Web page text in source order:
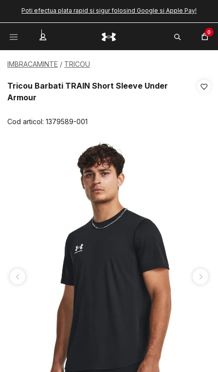
Poti efectua plata rapid si sigur folosind Google si Apple Pay!
0
IMBRACAMINTE TRICOU
Tricou Barbati TRAIN Short Sleeve Under
Armour
Cod articol: 1379589-001